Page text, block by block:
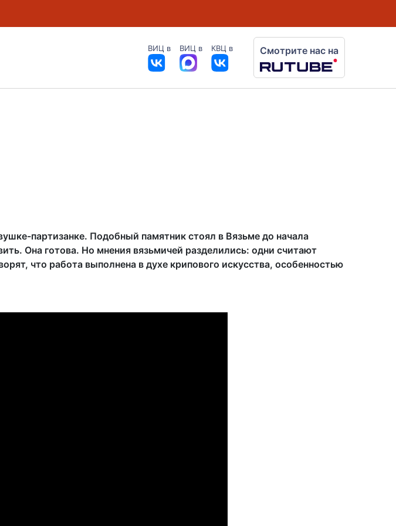
ВИЦ в ВИЦ в КВЦ в Смотрите нас на
партизанке. Подобный памятник стоял в Вязьме до начала
Она готова. Но мнения вязьмичей разделились: одни считают
что работа выполнена в духе крипового искусства, особенностью